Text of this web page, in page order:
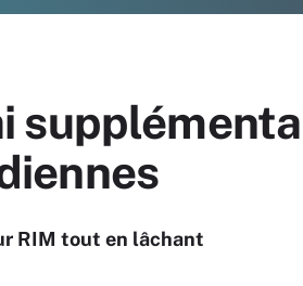
RIM tout en lâchant